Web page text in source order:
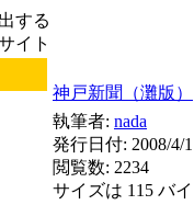
する
イト
神戸新聞（灘版）
執筆者: nada
発行日付: 2008/4/
閲覧数: 2234
サイズは 115 バ